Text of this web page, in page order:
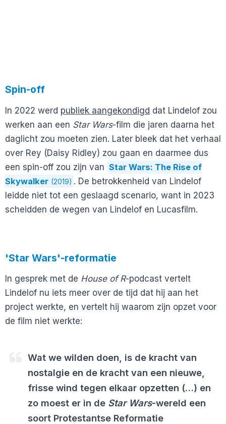
Spin-off
In 2022 werd publiek aangekondigd dat Lindelof zou
werken aan een Star Wars-film die jaren daarna het
daglicht zou moeten zien. Later bleek dat het verhaal
over Rey (Daisy Ridley) zou gaan en daarmee dus
een spin-off zou zijn van Star Wars: The Rise of
Skywalker (2019) . De betrokkenheid van Lindelof
leidde niet tot een geslaagd scenario, want in 2023
scheidden de wegen van Lindelof en Lucasfilm.
'Star Wars'-reformatie
In gesprek met de House of R-podcast vertelt
Lindelof nu iets meer over de tijd dat hij aan het
project werkte, en vertelt hij waarom zijn opzet voor
de film niet werkte:
Wat we wilden doen, is de kracht van
nostalgie en de kracht van een nieuwe,
frisse wind tegen elkaar opzetten (…) en
zo moest er in de Star Wars-wereld een
soort Protestantse Reformatie